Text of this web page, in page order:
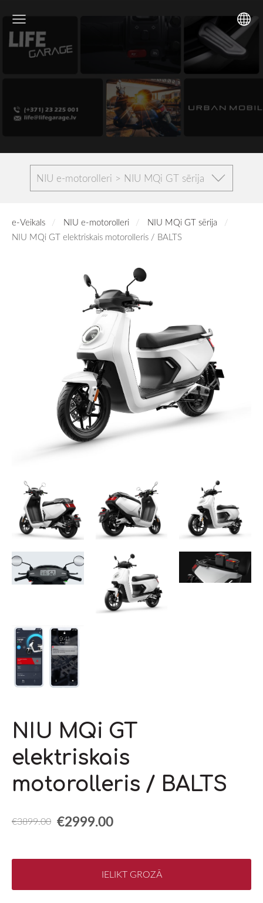
NIU e-motorolleri > NIU MQi GT sērija
e-Veikals NIU e-motorolleri
NIU MQi GT sērija
NIU MQi GT elektriskais motorolleris / BALTS
NIU MQi GT
elektriskais
motorolleris / BALTS
€3899.00 €2999.00
IELIKT GROZĀ